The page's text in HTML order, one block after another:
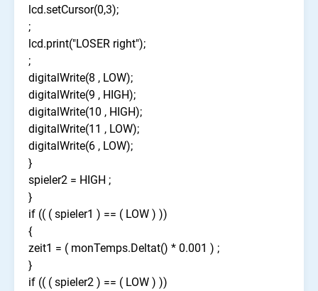
lcd.setCursor(0,3);
;
lcd.print("LOSER right");
;
digitalWrite(8 , LOW);
digitalWrite(9 , HIGH);
digitalWrite(10 , HIGH);
digitalWrite(11 , LOW);
digitalWrite(6 , LOW);
}
spieler2 = HIGH ;
}
if (( ( spieler1 ) == ( LOW ) ))
{
zeit1 = ( monTemps.Deltat() * 0.001 ) ;
}
if (( ( spieler2 ) == ( LOW ) ))